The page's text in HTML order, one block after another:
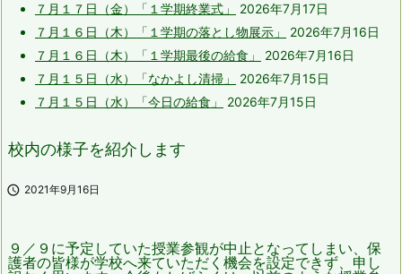
７月１７日（金）「１学期終業式」
2026年7月17日
７月１６日（木）「１学期の落とし物展示」
2026年7月16日
７月１６日（木）「１学期最後の給食」
2026年7月16日
７月１５日（水）「なかよし清掃」
2026年7月15日
７月１５日（水）「今日の給食」
2026年7月15日
校内の様子を紹介します
 2021年9月16日
９／９に予定していた授業参観が中止となってしまい、保
護者の皆様が学校へ来ていただく機会を設定できず、申し